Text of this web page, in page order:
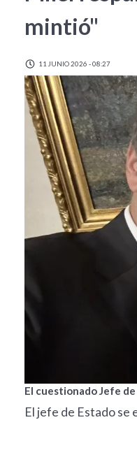
mintió"
11 JUNIO 2026 - 08:27
El cuestionado Jefe
El jefe de Estado se